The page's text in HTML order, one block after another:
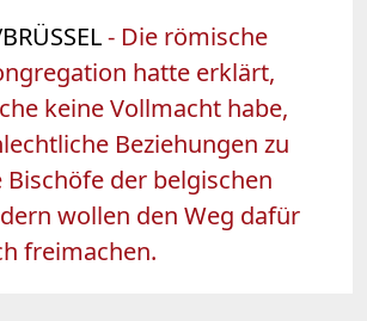
- Die römische
hatte erklärt,
keine Vollmacht habe,
Beziehungen zu
Bischöfe der belgischen
wollen den Weg dafür
freimachen.